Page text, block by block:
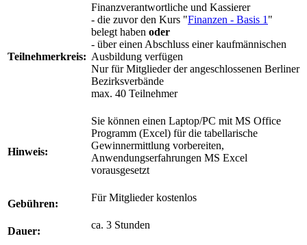
Teilnehmerkreis:
Finanzverantwortliche und Kassierer
- die zuvor den Kurs "Finanzen - Basis 1 "
belegt haben oder
- über einen Abschluss einer kaufmännischen
Ausbildung verfügen
Nur für Mitglieder der angeschlossenen Berliner
Bezirksverbände
max. 40 Teilnehmer
Hinweis:
Sie können einen Laptop/PC mit MS Office
Programm (Excel) für die tabellarische
Gewinnermittlung vorbereiten,
Anwendungserfahrungen MS Excel
vorausgesetzt
Gebühren:
Für Mitglieder kostenlos
Dauer:
ca. 3 Stunden